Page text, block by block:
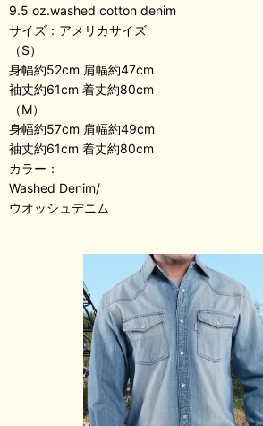
9.5 oz.washed cotton denim
サイズ：アメリカサイズ
（S）
身幅約52cm 肩幅約47cm
袖丈約61cm 着丈約80cm
（M）
身幅約57cm 肩幅約49cm
袖丈約61cm 着丈約80cm
カラー：
Washed Denim/
ウオッシュデニム